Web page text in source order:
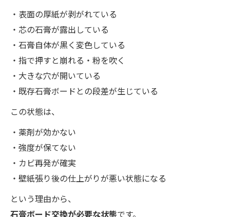
・表面の厚紙が剥がれている
・芯の石膏が露出している
・石膏自体が黒く変色している
・指で押すと崩れる・粉を吹く
・大きな穴が開いている
・既存石膏ボードとの段差が生じている
この状態は、
・薬剤が効かない
・強度が保てない
・カビ再発が確実
・壁紙張り後の仕上がりが悪い状態になる
という理由から、
石膏ボード交換が必要な状態です。